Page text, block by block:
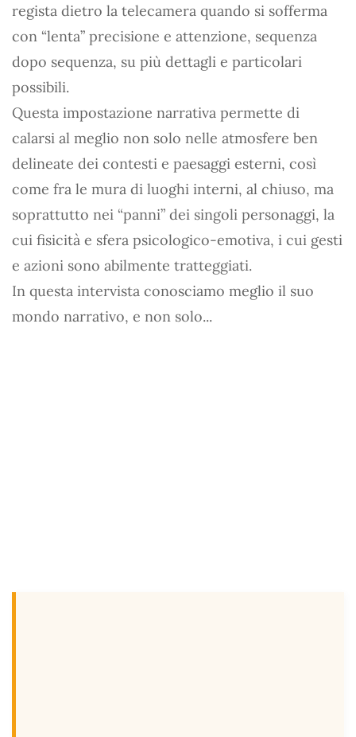
regista dietro la telecamera quando si sofferma
con “lenta” precisione e attenzione, sequenza
dopo sequenza, su più dettagli e particolari
possibili.
Questa impostazione narrativa permette di
calarsi al meglio non solo nelle atmosfere ben
delineate dei contesti e paesaggi esterni, così
come fra le mura di luoghi interni, al chiuso, ma
soprattutto nei “panni” dei singoli personaggi, la
cui fisicità e sfera psicologico-emotiva, i cui gesti
e azioni sono abilmente tratteggiati.
In questa intervista conosciamo meglio il suo
mondo narrativo, e non solo...